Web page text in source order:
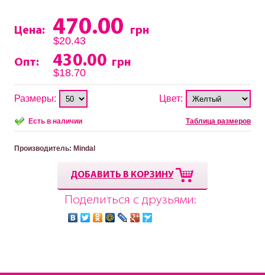
Цена: 470.00
грн
$20.43
Опт:
430.00 грн
$18.70
Размеры: Цвет:
Есть в наличии Таблица размеров
Производитель: Mindal
ДОБАВИТЬ В КОРЗИНУ
Поделиться с друзьями: